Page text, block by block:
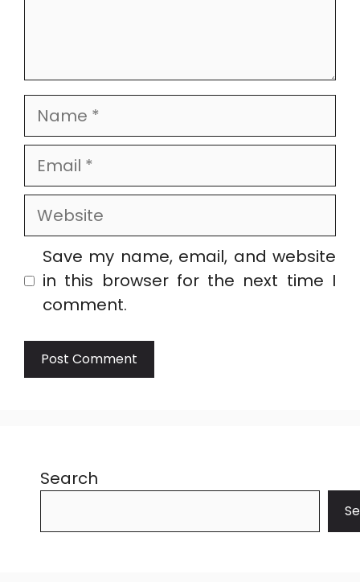
Name
Email
Website
Save my name, email, and website
in this browser for the next time I
comment.
Search